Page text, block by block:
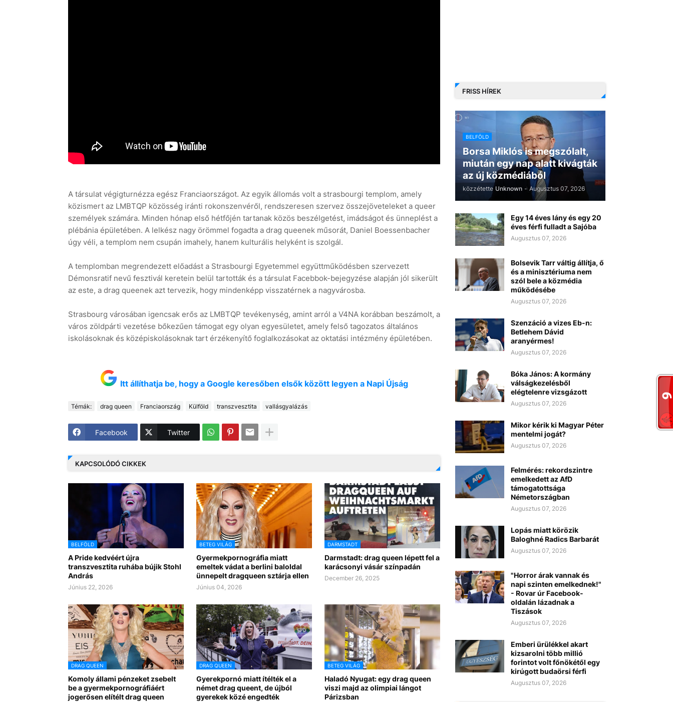
A társulat végigturnézza egész Franciaországot. Az egyik állomás volt a strasbourgi templom, amely
közismert az LMBTQP közösség iránti rokonszenvéről, rendszeresen szervez összejöveteleket a queer
személyek számára. Minden hónap első hétfőjén tartanak közös beszélgetést, imádságot és ünneplést a
plébánia épületében. A lelkész nagy örömmel fogadta a drag queenek műsorát, Daniel Boessenbacher
úgy véli, a templom nem csupán imahely, hanem kulturális helyként is szolgál.
A templomban megrendezett előadást a Strasbourgi Egyetemmel együttműködésben szervezett
Démonsratif nevű fesztivál keretein belül tartották és a társulat Facebbok-bejegyzése alapján jól sikerült
az este, a drag queenek azt tervezik, hogy mindenképp visszatérnek a nagyvárosba.
Strasbourg városában igencsak erős az LMBTQP tevékenység, amint arról a V4NA korábban beszámolt, a
város zöldpárti vezetése bőkezűen támogat egy olyan egyesületet, amely felső tagozatos általános
iskolásoknak és középiskolásoknak tart érzékenyítő foglalkozásokat az oktatási intézmény épületében.
Itt állíthatja be, hogy a Google keresőben elsők között legyen a Napi Újság
Témák: drag queen Franciaország Külföld transzvesztita vallásgyalázás
Facebook Twitter
KAPCSOLÓDÓ CIKKEK
BELFÖLD
A Pride kedvéért újra
transzvesztita ruhába bújik Stohl
András
Június 22, 2026
BETEG VILÁG
Gyermekpornográfia miatt
emeltek vádat a berlini baloldal
ünnepelt dragqueen sztárja ellen
Június 04, 2026
DARMSTADT
Darmstadt: drag queen lépett fel a
karácsonyi vásár színpadán
December 26, 2025
DRAG QUEEN
Komoly állami pénzeket zsebelt
be a gyermekpornográfiáért
jogerősen elítélt drag queen
DRAG QUEEN
Gyerekpornó miatt ítélték el a
német drag queent, de újból
gyerekek közé engedték
BETEG VILÁG
Haladó Nyugat: egy drag queen
viszi majd az olimpiai lángot
Párizsban
FRISS HÍREK
BELFÖLD
Borsa Miklós is megszólalt,
miután egy nap alatt kivágták
az új közmédiából
közzétette Unknown - Augusztus 07, 2026
Egy 14 éves lány és egy 20
éves férfi fulladt a Sajóba
Augusztus 07, 2026
Bolsevik Tarr váltig állítja, ő
és a minisztériuma nem
szól bele a közmédia
működésébe
Augusztus 07, 2026
Szenzáció a vizes Eb-n:
Betlehem Dávid
aranyérmes!
Augusztus 07, 2026
Bóka János: A kormány
válságkezelésből
elégtelenre vizsgázott
Augusztus 07, 2026
Mikor kérik ki Magyar Péter
mentelmi jogát?
Augusztus 07, 2026
Felmérés: rekordszintre
emelkedett az AfD
támogatottsága
Németországban
Augusztus 07, 2026
Lopás miatt körözik
Baloghné Radics Barbarát
Augusztus 07, 2026
"Horror árak vannak és
napi szinten emelkednek!"
- Rovar úr Facebook-
oldalán lázadnak a
Tiszások
Augusztus 07, 2026
Emberi ürülékkel akart
kizsarolni több millió
forintot volt főnökétől egy
kirúgott budaörsi férfi
Augusztus 07, 2026